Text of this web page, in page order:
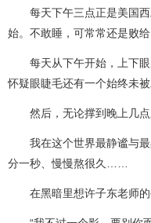
每天下午三点正是美国
始。不敢睡，可常常还是败给
每天从下午开始，上下
怀疑眼睫毛还有一个始终未
然后，无论撑到晚上几
我在这个世界最静谧与
分一秒、慢慢熬很久……
在黑暗里想许子东老师